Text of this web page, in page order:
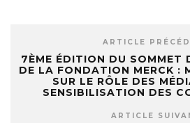
ARTICLE
7ÈME ÉDITION DU SOMMET
DE LA FONDATION MERCK :
SUR LE RÔLE DES
SENSIBILISATION DES
ARTICLE